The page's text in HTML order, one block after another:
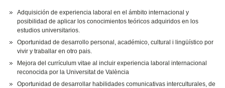
Adquisición de experiencia laboral en el ámbito internacional y
posibilidad de aplicar los conocimientos teóricos adquiridos en los
estudios universitarios.
Oportunidad de desarrollo personal, académico, cultural i lingüístico por
vivir y traballar en otro pais.
Mejora del currículum vitae al incluir experiencia laboral internacional
reconocida por la Universitat de València
Oportunidad de desarrollar habilidades comunicativas interculturales, de